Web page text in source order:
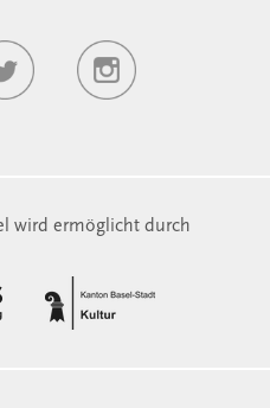
wird ermöglicht durch